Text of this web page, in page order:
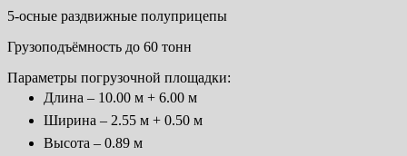
5-осные раздвижные полуприцепы
Грузоподъёмность до 60 тонн
Параметры погрузочной площадки:
Длина – 10.00 м + 6.00 м
Ширина – 2.55 м + 0.50 м
Высота – 0.89 м